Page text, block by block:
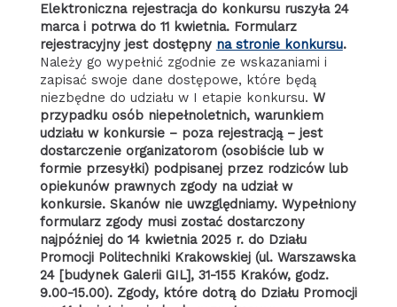
Elektroniczna rejestracja do konkursu ruszyła 24
marca i potrwa do 11 kwietnia. Formularz
rejestracyjny jest dostępny na stronie konkursu.
Należy go wypełnić zgodnie ze wskazaniami i
zapisać swoje dane dostępowe, które będą
niezbędne do udziału w I etapie konkursu. W
przypadku osób niepełnoletnich, warunkiem
udziału w konkursie – poza rejestracją – jest
dostarczenie organizatorom (osobiście lub w
formie przesyłki) podpisanej przez rodziców lub
opiekunów prawnych zgody na udział w
konkursie. Skanów nie uwzględniamy. Wypełniony
formularz zgody musi zostać dostarczony
najpóźniej do 14 kwietnia 2025 r. do Działu
Promocji Politechniki Krakowskiej (ul. Warszawska
24 [budynek Galerii GIL], 31-155 Kraków, godz.
9.00-15.00). Zgody, które dotrą do Działu Promocji